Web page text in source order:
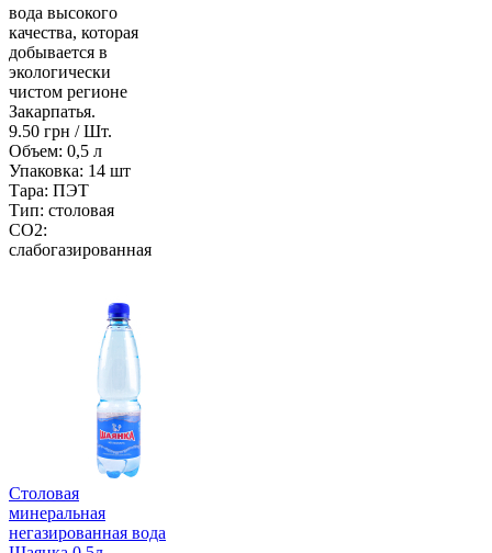
вода высокого
качества, которая
добывается в
экологически
чистом регионе
Закарпатья.
9.50 грн / Шт.
Объем: 0,5 л
Упаковка: 14 шт
Тара: ПЭТ
Тип: столовая
CO2:
слабогазированная
Столовая
минеральная
негазированная вода